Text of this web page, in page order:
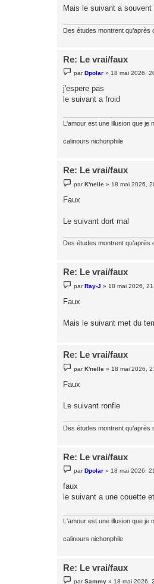
g
e
Mais le suivant a
Des études montrent
Re: Le vrai/faux
e
s
a
par Dpolar »18 mai 2026,
j'espere pas
le suivant a froid
L'amour est une illusion que je
calinours nichonphile
Re: Le vrai/faux
e
s
e
parK'nelle » 18 mai 2026,
Faux
Le suivant dort mal
Des études montrent
Re: Le vrai/faux
e
s
g
e
parRay-J » 18 mai 2026,
Faux
Mais le suivant met du
Re: Le vrai/faux
e
s
e
parK'nelle » 18 mai 2026,
Faux
Le suivant ronfle
Des études montrent
Re: Le vrai/faux
e
s
a
parDpolar » 18 mai 2026,
faux
le suivant a une couette
L'amour est une illusion que je
calinours nichonphile
Re: Le vrai/faux
parSammy »18 mai 2026,